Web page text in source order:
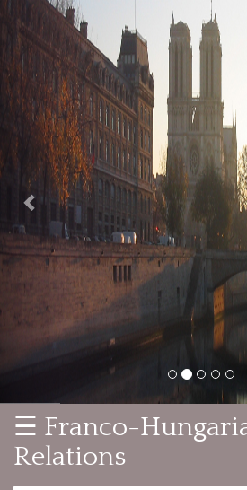
Previous
☰ Franco-
Relations